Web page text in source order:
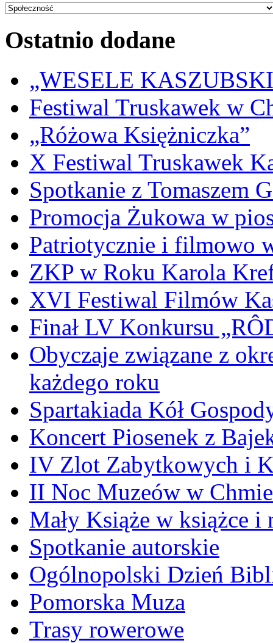
Ostatnio dodane
„WESELE
Festiwal Truskawek w
„Różowa Księżniczka”
X Festiwal Truskawek
Spotkanie z Tomaszem
Promocja Żukowa w
Patriotycznie i filmowo
ZKP w Roku Karola
XVI Festiwal Filmów
Finał LV Konkursu
Obyczaje związane z
każdego roku
Spartakiada Kół
Koncert Piosenek z
IV Zlot Zabytkowych i
II Noc Muzeów w
Mały Książe w książce i
Spotkanie autorskie
Ogólnopolski Dzień
Pomorska Muza
Trasy rowerowe